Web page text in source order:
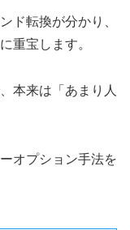
ド転換が分かり、
重宝します。
本来は「あまり人
オプション手法を